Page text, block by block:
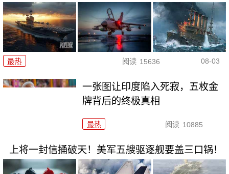
最热 阅读 15636 08-03
一张图让印度陷入死寂，五枚金
牌背后的终极真相
最热 阅读 10885
上将一封信捅破天！美军五艘驱逐舰要盖三口锅！